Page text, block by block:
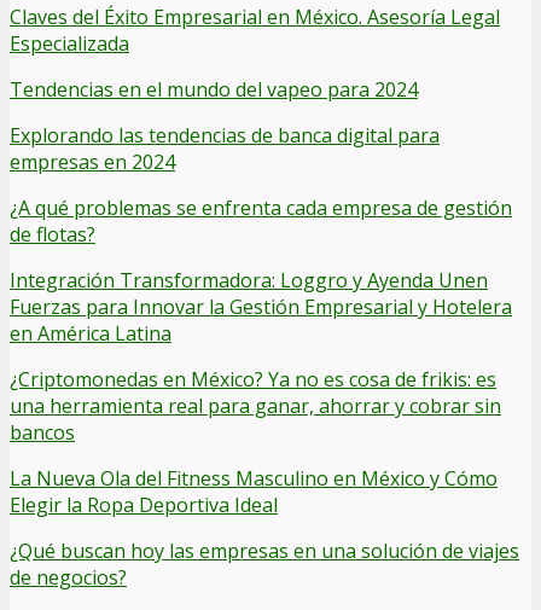
Claves del Éxito Empresarial en México. Asesoría Legal
Especializada
Tendencias en el mundo del vapeo para 2024
Explorando las tendencias de banca digital para
empresas en 2024
¿A qué problemas se enfrenta cada empresa de gestión
de flotas?
Integración Transformadora: Loggro y Ayenda Unen
Fuerzas para Innovar la Gestión Empresarial y Hotelera
en América Latina
¿Criptomonedas en México? Ya no es cosa de frikis: es
una herramienta real para ganar, ahorrar y cobrar sin
bancos
La Nueva Ola del Fitness Masculino en México y Cómo
Elegir la Ropa Deportiva Ideal
¿Qué buscan hoy las empresas en una solución de viajes
de negocios?